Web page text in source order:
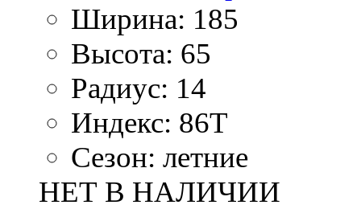
Ширина: 185
Высота: 65
Радиус: 14
Индекс: 86T
Сезон: летние
НЕТ В НАЛИЧИИ